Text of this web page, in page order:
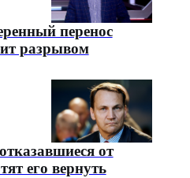
перенос
разрывом
от
его вернуть